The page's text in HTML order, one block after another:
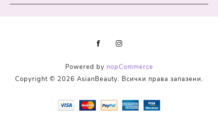
Powered by nopCommerce
Copyright © 2026 AsianBeauty. Всички права запазени.